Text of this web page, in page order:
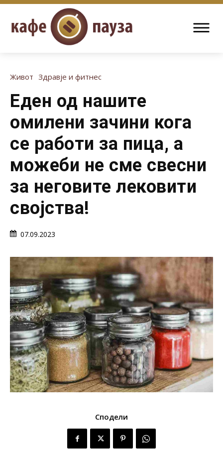
Живот Здравје и фитнес
Еден од нашите
омилени зачини кога
се работи за пица, а
можеби не сме свесни
за неговите лековити
својства!
07.09.2023
Сподели